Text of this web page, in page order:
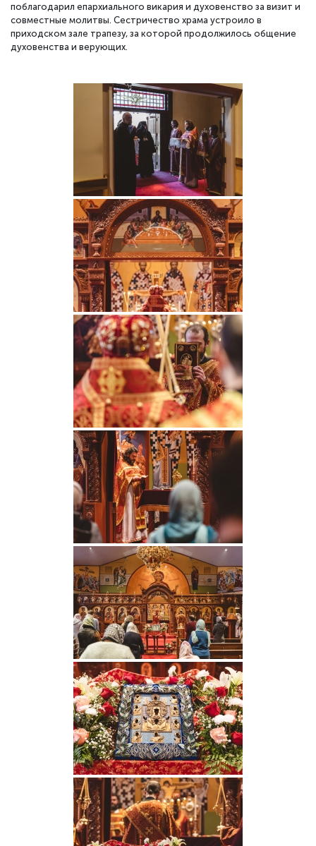
поблагодарил епархиального викария и духовенство за визит и
совместные молитвы. Сестричество храма устроило в
приходском зале трапезу, за которой продолжилось общение
духовенства и верующих.